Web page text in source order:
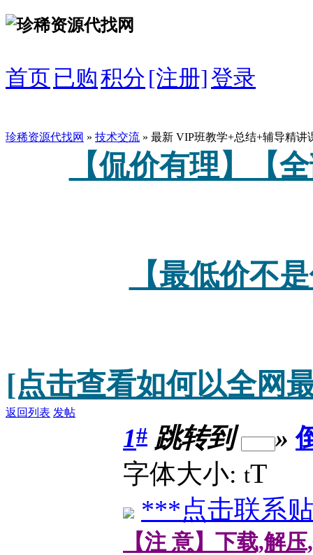
首页 已购积分[注册]登录
珍稀资源代找网 » 技术交流 » 最新 VIP班教学+总结+辅导精
【侃价有理】【
【最低价不
[点击查看如何以全网
返回列表 发帖
1# 跳转到 »
字体大小: tT
***点击联系
【注 意】下载,解